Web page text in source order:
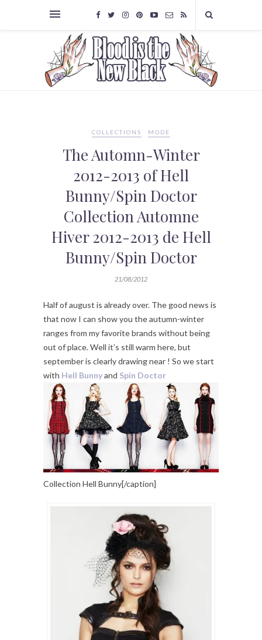
COLLECTIONS MODE
The Automn-Winter
2012-2013 of Hell
Bunny/Spin Doctor
Collection Automne
Hiver 2012-2013 de Hell
Bunny/Spin Doctor
21/08/2012
Half of august is already over. The good news is
that now I can show you the autumn-winter
ranges from my favorite brands without being
out of place. Well it’s still warm here, but
september is clearly drawing near ! So we start
with Hell Bunnyand Spin Doctor
Collection Hell Bunny[/caption]